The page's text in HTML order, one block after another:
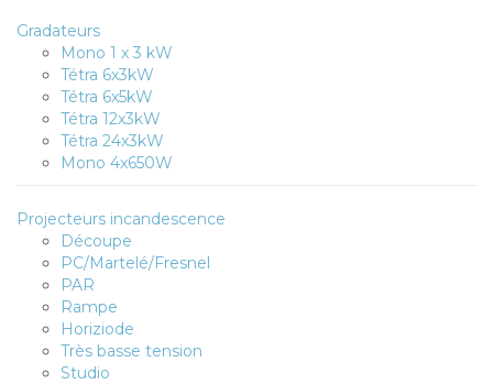
Gradateurs
Mono 1 x 3 kW
Tétra 6x3kW
Tétra 6x5kW
Tétra 12x3kW
Tétra 24x3kW
Mono 4x650W
Projecteurs incandescence
Découpe
PC/Martelé/Fresnel
PAR
Rampe
Horiziode
Très basse tension
Studio